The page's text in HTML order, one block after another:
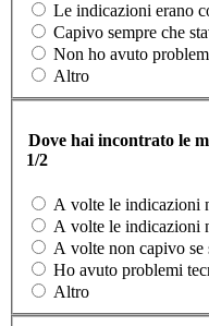
Le indicazioni erano
Capivo sempre che
Non ho avuto
Altro
Dove hai incontrato le
1/2
A volte le indicazioni
A volte le indicazioni
A volte non capivo se
Ho avuto problemi
Altro